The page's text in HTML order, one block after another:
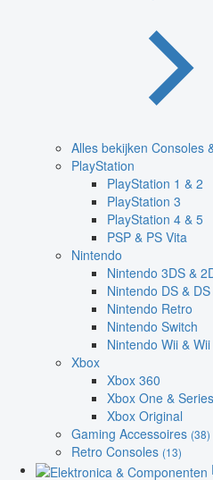
Alles bekijken Consoles
PlayStation
PlayStation 1 & 2
PlayStation 3
PlayStation 4 & 5
PSP & PS Vita
Nintendo
Nintendo 3DS &
Nintendo DS &
Nintendo Retro
Nintendo Switch
Nintendo Wii & Wii
Xbox
Xbox 360
Xbox One & Series
Xbox Original
Gaming Accessoires (38)
Retro Consoles (13)